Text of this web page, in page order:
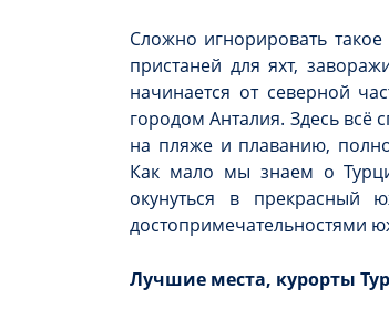
Сложно игнорировать
пристаней для яхт,
начинается от северной
городом Анталия. Здесь всё
на пляже и плаванию,
Как мало мы знаем о
окунуться в прекрасный
достопримечательностями
Лучшие места, курорты